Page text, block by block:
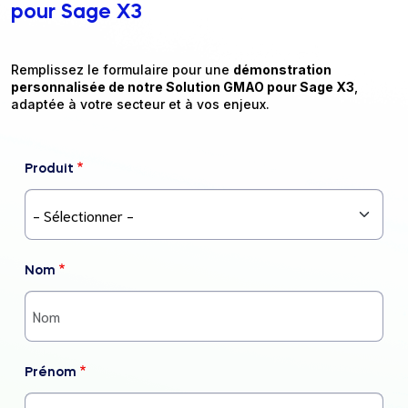
pour Sage X3
Remplissez le formulaire pour une démonstration
personnalisée de notre Solution GMAO pour Sage X3
adaptée à votre secteur et à vos enjeux.
Produit
- Sélectionner -
Nom
Prénom